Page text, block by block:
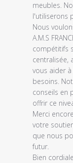
meubles.
l'utiliserons
Nous
A.M.S
compétitifs
centralisée,
vous aider
besoins.
conseils en
offrir ce
Merci
votre
que nous
futur.
Bien